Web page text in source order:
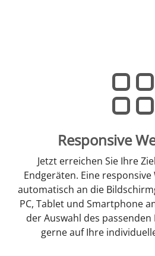
Responsive
Jetzt erreichen Sie Ihre
Endgeräten. Eine
automatisch an die
PC, Tablet und Smartphone
der Auswahl des
gerne auf Ihre